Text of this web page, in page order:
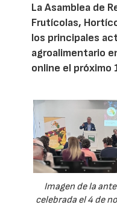
La Asamblea de
Frutícolas,
los principales
agroalimentario
online el próximo
Imagen de la
celebrada el 4 de